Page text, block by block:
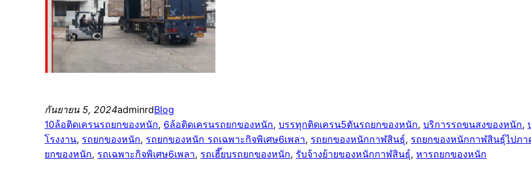
กันยายน 5, 2024adminrdBlog
10ล้อติดเครนรถยกของหนัก, 6ล้อติดเครนรถยกของหนัก, บรรทุกติดเครน5ตันรถยกของหนัก, บริการรถขนสงของหนัก,
โรงงาน, รถยกของหนัก, รถยกของหนัก รถเฉพาะกิจพิเศษ6เพลา, รถยกของหนักกาฬสินธุ์, รถยกของหนักกาฬสินธุ์ไปภา
ยกของหนัก, รถเฉพาะกิจพิเศษ6เพลา, รถเฮี๊ยบรถยกของหนัก, รับจ้างย้ายของหนักกาฬสินธุ์, หารถยกของหนัก